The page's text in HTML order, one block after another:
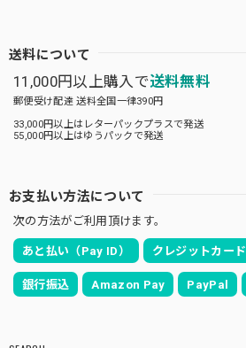
送料について
11,000円以上購入で送料無料
郵便受け配達 送料全国一律390円
33,000円以上はレターパックプラスで発送
55,000円以上はゆうパックで発送
お支払い方法について
次の方法がご利用頂けます。
あと払い（Pay ID） クレジットカード
銀行振込 Amazon Pay PayPal